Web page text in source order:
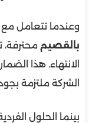
وعندما تتعامل مع
بالقصيم
الانتهاء. هذا
الشركة ملتزمة
بينما الحلول